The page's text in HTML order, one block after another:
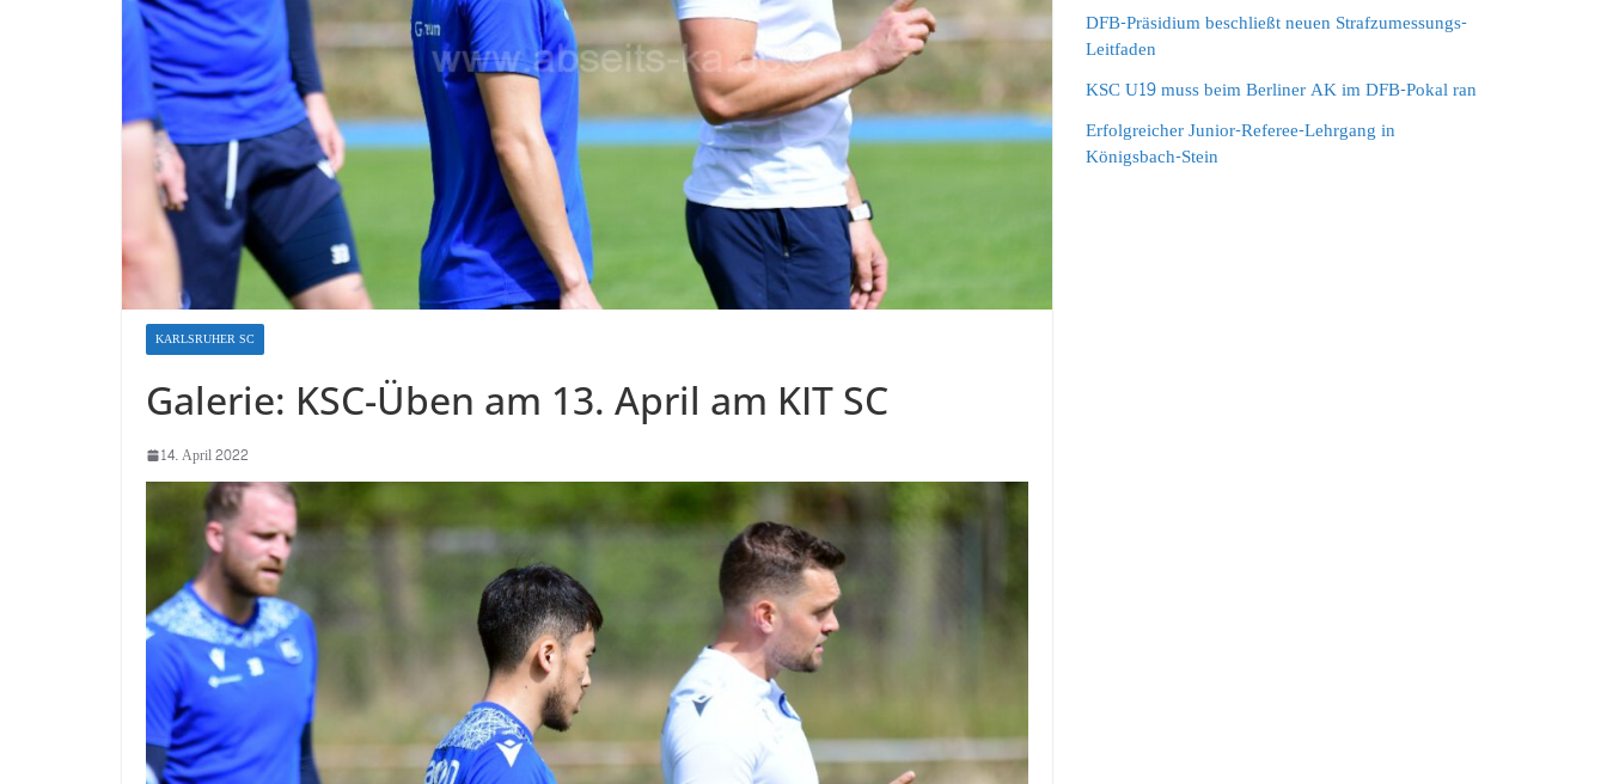
KARLSRUHER SC
Galerie: KSC-Üben am 13. April am KIT SC
14. April 2022
DFB-Präsidium beschließt neuen Strafzumessungs-
Leitfaden
KSC U19 muss beim Berliner AK im DFB-Pokal ran
Erfolgreicher Junior-Referee-Lehrgang in
Königsbach-Stein